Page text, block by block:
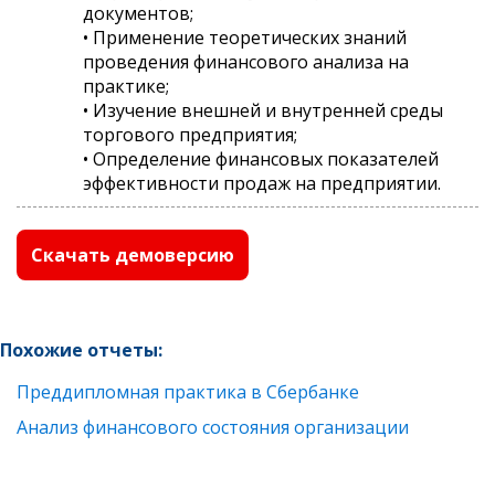
документов;
• Применение теоретических знаний
проведения финансового анализа на
практике;
• Изучение внешней и внутренней среды
торгового предприятия;
• Определение финансовых показателей
эффективности продаж на предприятии.
Скачать демоверсию
Похожие отчеты:
Преддипломная практика в Сбербанке
Анализ финансового состояния организации